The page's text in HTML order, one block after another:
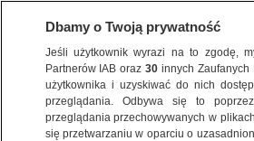
BIZNES
Z KRAJU
Dbamy o Twoją prywatność
Jeśli użytkownik wyrazi na to zgodę,
Partnerów IAB oraz30 innych
użytkownika i uzyskiwać do nich
przeglądania. Odbywa się to
przeglądania przechowywanych w
się przetwarzaniu w oparciu o